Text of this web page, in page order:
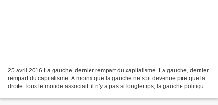
25 avril 2016 La gauche, dernier rempart du capitalisme. La gauche, dernier
rempart du capitalisme. A moins que la gauche ne soit devenue pire que la
droite Tous le monde associait, il n'y a pas si longtemps, la gauche politique,